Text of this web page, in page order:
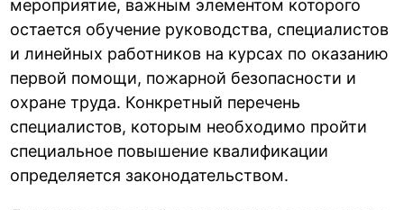
мероприятие, важным элементом которого
остается обучение руководства, специалистов
и линейных работников на курсах по оказанию
первой помощи, пожарной безопасности и
охране труда. Конкретный перечень
специалистов, которым необходимо пройти
специальное повышение квалификации
определяется законодательством.